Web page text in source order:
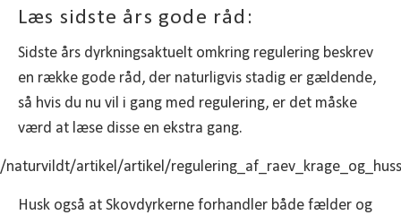
Læs sidste års gode råd:
Sidste års dyrkningsaktuelt omkring regulering beskrev
en række gode råd, der naturligvis stadig er gældende,
så hvis du nu vil i gang med regulering, er det måske
værd at læse disse en ekstra gang.
/naturvildt/artikel/artikel/
Husk også at Skovdyrkerne forhandler både fælder og